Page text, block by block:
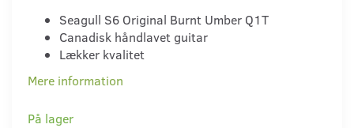
Seagull S6 Original Burnt Umber Q1T
Canadisk håndlavet guitar
Lækker kvalitet
Mere information
På lager